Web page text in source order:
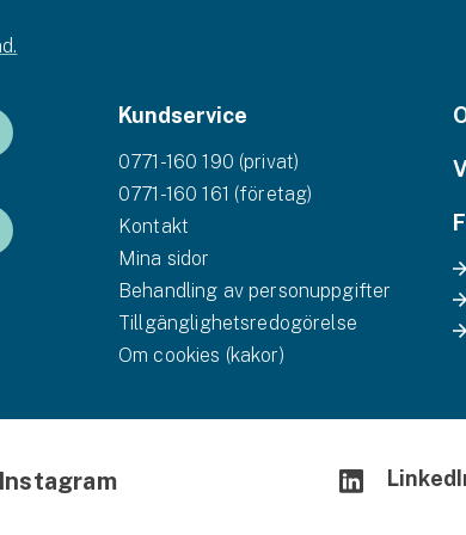
Kundservice
0771-160 190 (privat)
0771-160 161 (företag)
Kontakt
Mina sidor
Behandling av personuppgifter
Tillgänglighetsredogörelse
Om cookies (kakor)